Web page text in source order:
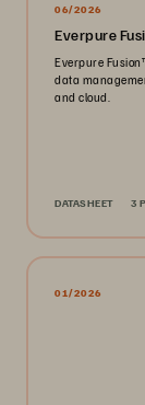
06/2026
Everpure
Everpure
data
and cloud.
DATASHEET 3
01/2026